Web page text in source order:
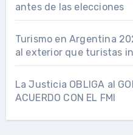
antes de las elecciones
Turismo en Argentina
al exterior que turistas
La Justicia OBLIGA al
ACUERDO CON EL FMI